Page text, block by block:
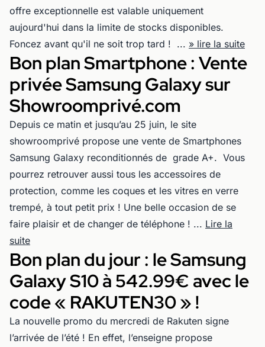
offre exceptionnelle est valable uniquement
aujourd'hui dans la limite de stocks disponibles.
Foncez avant qu'il ne soit trop tard ! ... » lire la suite
Bon plan Smartphone : Vente
privée Samsung Galaxy sur
Showroomprivé.com
Depuis ce matin et jusqu’au 25 juin, le site
showroomprivé propose une vente de Smartphones
Samsung Galaxy reconditionnés de grade A+. Vous
pourrez retrouver aussi tous les accessoires de
protection, comme les coques et les vitres en verre
trempé, à tout petit prix ! Une belle occasion de se
faire plaisir et de changer de téléphone ! ... Lire la
suite
Bon plan du jour : le Samsung
Galaxy S10 à 542.99€ avec le
code « RAKUTEN30 » !
La nouvelle promo du mercredi de Rakuten signe
l’arrivée de l’été ! En effet, l’enseigne propose